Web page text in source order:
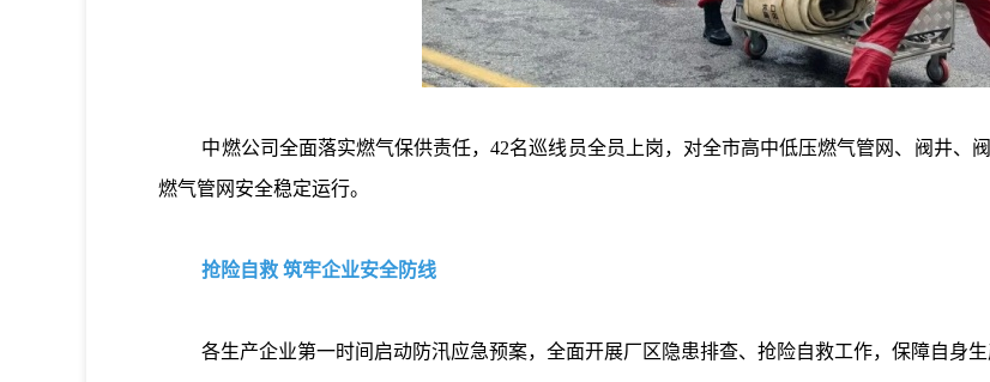
中燃公司全面落实燃气保供责任，42名巡线员全员上岗，对全市高中低压燃气管网、阀井、
燃气管网安全稳定运行。
抢险自救 筑牢企业安全防线
各生产企业第一时间启动防汛应急预案，全面开展厂区隐患排查、抢险自救工作，保障自身生